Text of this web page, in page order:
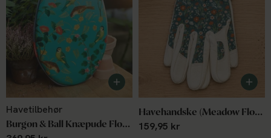
Havetilbehør
Burgon & Ball Knæpude Flora & Fauna
Havehandske (Meadow Flowers) Str. Small
159,95 kr